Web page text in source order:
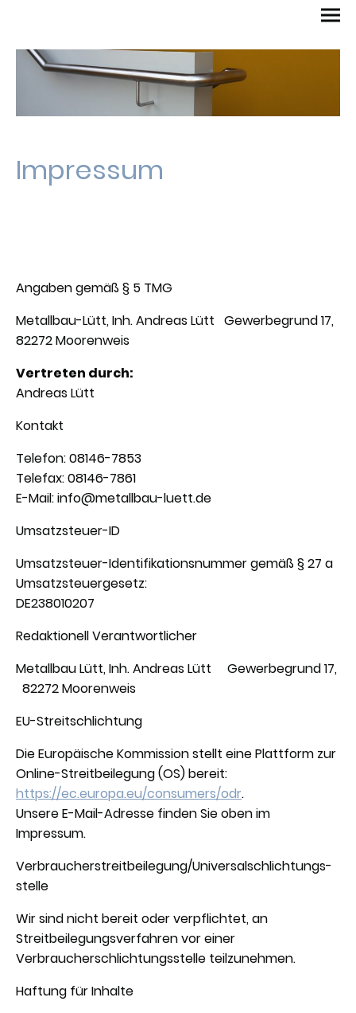
Impressum
Angaben gemäß § 5 TMG
Metallbau-Lütt, Inh. Andreas Lütt Gewerbegrund 17,
82272 Moorenweis
Vertreten durch:
Andreas Lütt
Kontakt
Telefon: 08146-7853
Telefax: 08146-7861
E-Mail: info@metallbau-luett.de
Umsatzsteuer-ID
Umsatzsteuer-Identifikationsnummer gemäß § 27 a
Umsatzsteuergesetz:
DE238010207
Redaktionell Verantwortlicher
Metallbau Lütt, Inh. Andreas Lütt Gewerbegrund 17,
82272 Moorenweis
EU-Streitschlichtung
Die Europäische Kommission stellt eine Plattform zur
Online-Streitbeilegung (OS) bereit:
https://ec.europa.eu/consumers/odr.
Unsere E-Mail-Adresse finden Sie oben im
Impressum.
Verbraucher­streit­beilegung/Universal­schlichtungs­
stelle
Wir sind nicht bereit oder verpflichtet, an
Streitbeilegungsverfahren vor einer
Verbraucherschlichtungsstelle teilzunehmen.
Haftung für Inhalte